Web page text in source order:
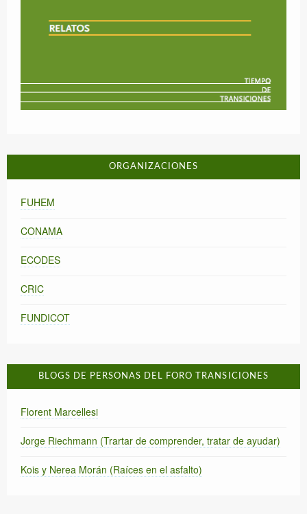
ORGANIZACIONES
FUHEM
CONAMA
ECODES
CRIC
FUNDICOT
BLOGS DE PERSONAS DEL FORO TRANSICIONES
Florent Marcellesi
Jorge Riechmann (Trartar de comprender, tratar de ayudar)
Kois y Nerea Morán (Raíces en el asfalto)